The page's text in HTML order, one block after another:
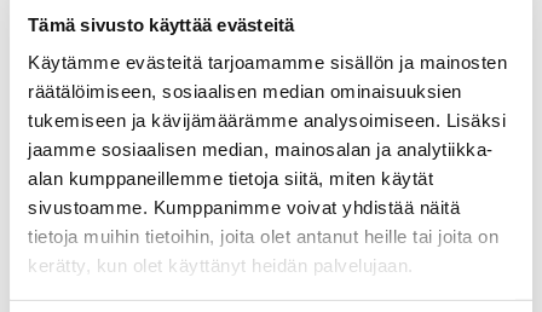
Tämä sivusto käyttää evästeitä
Käytämme evästeitä tarjoamamme sisällön ja mainosten
räätälöimiseen, sosiaalisen median ominaisuuksien
tukemiseen ja kävijämäärämme analysoimiseen. Lisäksi
jaamme sosiaalisen median, mainosalan ja analytiikka-
alan kumppaneillemme tietoja siitä, miten käytät
sivustoamme. Kumppanimme voivat yhdistää näitä
tietoja muihin tietoihin, joita olet antanut heille tai joita on
kerätty, kun olet käyttänyt heidän palvelujaan.